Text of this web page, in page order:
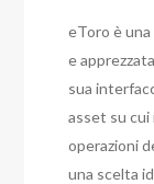
eToro è
e
sua
asset su cui
operazioni
una scelta